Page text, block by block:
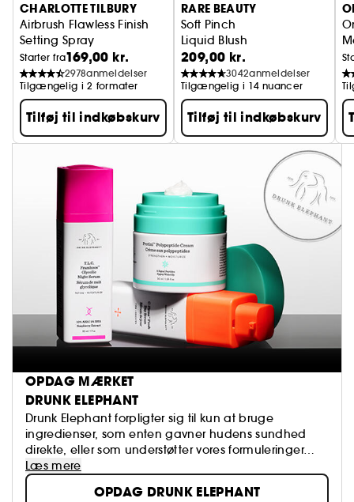
CHARLOTTE TILBURY
Airbrush Flawless Finish
Setting Spray
Fikseringsspray til makeup
Starter fra169,00 kr.
2978anmeldelser
Tilgængelig i 2 formater
Tilføj til indkøbskurv
RARE BEAUTY
Soft Pinch
Liquid Blush
209,00 kr.
3042anmeldelser
Tilgængelig i 14 nuancer
Tilføj til indkøbskurv
OPDAG MÆRKET
DRUNK ELEPHANT
Drunk Elephant forpligter sig til kun at bruge
ingredienser, som enten gavner hudens sundhed
direkte, eller som understøtter vores formuleringer… ​
Læs mere
OPDAG DRUNK ELEPHANT